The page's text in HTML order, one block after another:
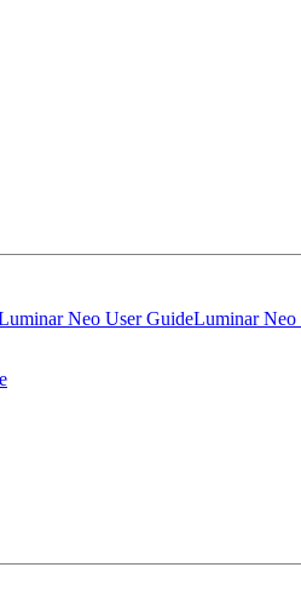
Neo User GuideLuminar Neo